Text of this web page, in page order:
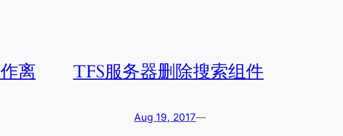
离
TFS服务器删除搜索组件
Aug 19, 2017—